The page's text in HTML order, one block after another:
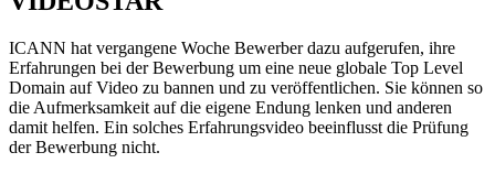
ICANN hat vergangene Woche Bewerber dazu aufgerufen, ihre
Erfahrungen bei der Bewerbung um eine neue globale Top Level
Domain auf Video zu bannen und zu veröffentlichen. Sie können so
die Aufmerksamkeit auf die eigene Endung lenken und anderen
damit helfen. Ein solches Erfahrungsvideo beeinflusst die Prüfung
der Bewerbung nicht.